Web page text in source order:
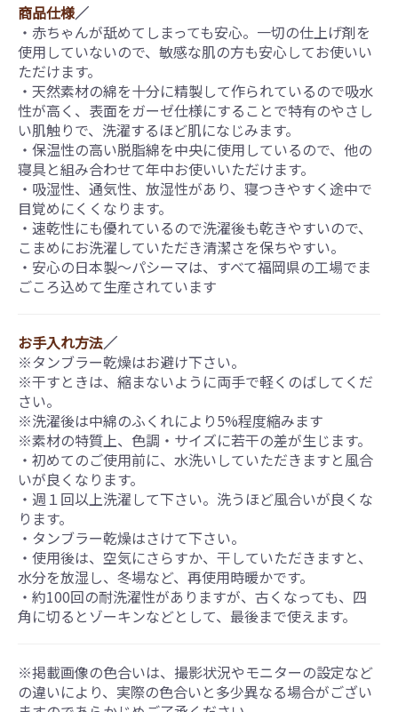
商品仕様／
・赤ちゃんが舐めてしまっても安心。一切の仕上げ剤を
使用していないので、敏感な肌の方も安心してお使いい
ただけます。
・天然素材の綿を十分に精製して作られているので吸水
性が高く、表面をガーゼ仕様にすることで特有のやさし
い肌触りで、洗濯するほど肌になじみます。
・保温性の高い脱脂綿を中央に使用しているので、他の
寝具と組み合わせて年中お使いいただけます。
・吸湿性、通気性、放湿性があり、寝つきやすく途中で
目覚めにくくなります。
・速乾性にも優れているので洗濯後も乾きやすいので、
こまめにお洗濯していただき清潔さを保ちやすい。
・安心の日本製～パシーマは、すべて福岡県の工場でま
ごころ込めて生産されています
お手入れ方法／
※タンブラー乾燥はお避け下さい。
※干すときは、縮まないように両手で軽くのばしてくだ
さい。
※洗濯後は中綿のふくれにより5%程度縮みます
※素材の特質上、色調・サイズに若干の差が生じます。
・初めてのご使用前に、水洗いしていただきますと風合
いが良くなります。
・週１回以上洗濯して下さい。洗うほど風合いが良くな
ります。
・タンブラー乾燥はさけて下さい。
・使用後は、空気にさらすか、干していただきますと、
水分を放湿し、冬場など、再使用時暖かです。
・約100回の耐洗濯性がありますが、古くなっても、四
角に切るとゾーキンなどとして、最後まで使えます。
※掲載画像の色合いは、撮影状況やモニターの設定など
の違いにより、実際の色合いと多少異なる場合がござい